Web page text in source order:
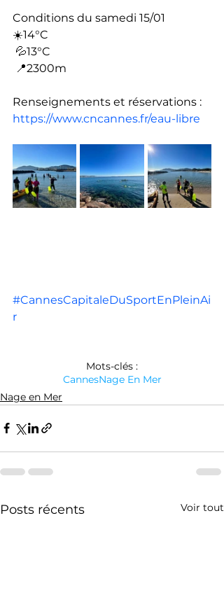
Conditions du samedi 15/01
☀️14°C
💦13°C
📍2300m
Renseignements et réservations :
https://www.cncannes.fr/eau-libre
#CannesCapitaleDuSportEnPleinAi
r
Mots-clés :
CannesNage En Mer
Nage en Mer
Posts récents Voir tout